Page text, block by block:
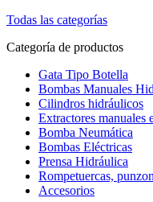
Todas las categorías
Categoría de productos
Gata Tipo Botella
Bombas Manuales
Cilindros hidráulicos
Extractores manuales
Bomba Neumática
Bombas Eléctricas
Prensa Hidráulica
Rompetuercas,
Accesorios